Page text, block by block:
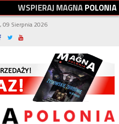
WSPIERAJMAGNAPOLONIA
09 Sierpnia 2026